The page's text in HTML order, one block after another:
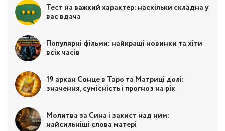
Тест на важкий характер: наскільки складна у
вас вдача
Популярні фільми: найкращі новинки та хіти
всіх часів
19 аркан Сонце в Таро та Матриці долі:
значення, сумісність і прогноз на рік
Молитва за Сина і захист над ним:
найсильніші слова матері